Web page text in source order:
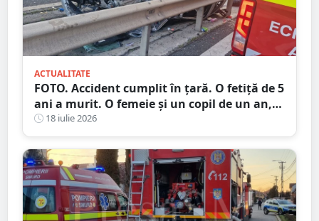
ACTUALITATE
FOTO. Accident cumplit în țară. O fetiță de 5
ani a murit. O femeie și un copil de un an,
la spital
18 iulie 2026